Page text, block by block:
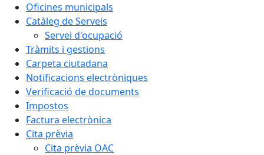
Oficines municipals
Catàleg de Serveis
Servei d'ocupació
Tràmits i gestions
Carpeta ciutadana
Notificacions electròniques
Verificació de documents
Impostos
Factura electrònica
Cita prèvia
Cita prèvia OAC